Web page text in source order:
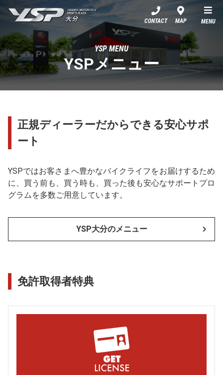
YSP大分
CONTACT MAP MENU
YSP MENU
YSPメニュー
正規ディーラーだからできる安心サポ
ート
YSPではお客さまへ豊かなバイクライフをお届けするため
に、買う前も、買う時も、買った後も安心なサポートプロ
グラムを多数ご用意しています。
YSP大分のメニュー
免許取得者特典